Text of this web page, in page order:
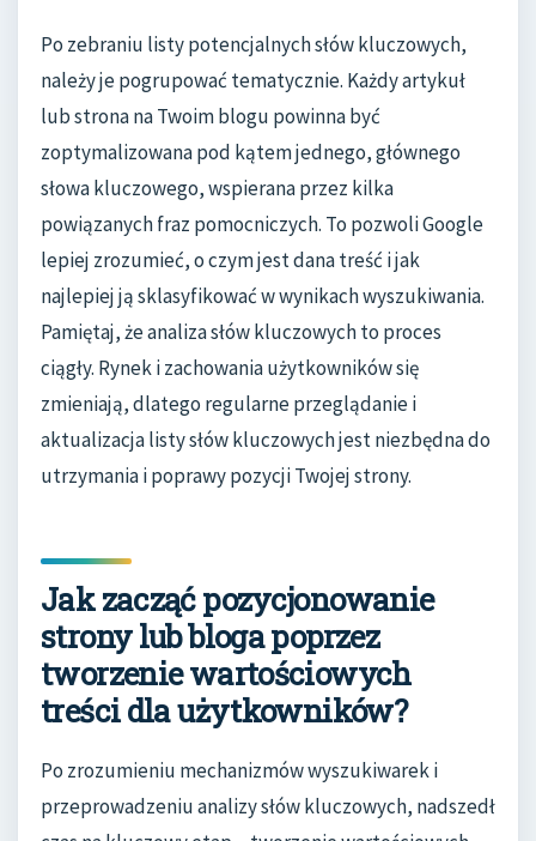
Po zebraniu listy potencjalnych słów kluczowych,
należy je pogrupować tematycznie. Każdy artykuł
lub strona na Twoim blogu powinna być
zoptymalizowana pod kątem jednego, głównego
słowa kluczowego, wspierana przez kilka
powiązanych fraz pomocniczych. To pozwoli Google
lepiej zrozumieć, o czym jest dana treść i jak
najlepiej ją sklasyfikować w wynikach wyszukiwania.
Pamiętaj, że analiza słów kluczowych to proces
ciągły. Rynek i zachowania użytkowników się
zmieniają, dlatego regularne przeglądanie i
aktualizacja listy słów kluczowych jest niezbędna do
utrzymania i poprawy pozycji Twojej strony.
Jak zacząć pozycjonowanie
strony lub bloga poprzez
tworzenie wartościowych
treści dla użytkowników?
Po zrozumieniu mechanizmów wyszukiwarek i
przeprowadzeniu analizy słów kluczowych, nadszedł